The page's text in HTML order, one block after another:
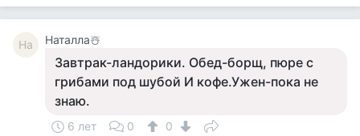
На Наталла☃️
Завтрак-ландорики. Обед-борщ, пюре с
грибами под шубой И кофе.Ужен-пока не
знаю.
6 лет 0 0